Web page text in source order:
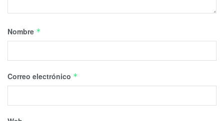
Nombre *
Correo electrónico *